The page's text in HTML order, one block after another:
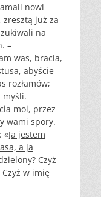
nowi
już za
na
–
was, bracia,
abyście
rozłamów;
myśli.
moi, przez
wami spory.
«Ja jestem
a ja
Czyż
Czyż w imię